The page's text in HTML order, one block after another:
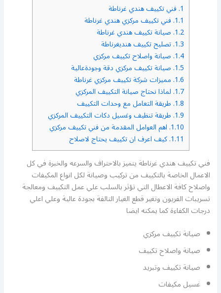
1. فني تكييف هندي غرناطة
1.1. فني تكييف مركزي هندي غرناطة
1.2. صيانة تكييف هندي غرناطة
1.3. تصليح تكييف هنديغرناطة
1.4. صيانة واصلاح تكييف مركزي
1.5. صيانة تكييف مركزي دقة وجودةعالية
1.6. مميزات شركة تكييف مركزي غرناطة
1.7. لماذا نحتاج صيانة التكييف المركزي
1.8. طريقة التعامل مع وحدات التكييف
1.9. طريقة تنظيف وغسيل دكات التكييف المركزي
1.10. اهم العوامل المقدمة من فني تكييف مركزي
1.11. كيف اعرف ان تكييف يحتاج لاصلاح
فني تكييف هندي غرناطة يتميز بالاحتراف والسرعه والخبرة في كل
الاعمال الخاصة بالتكييف من تركيب وصيانة لكل انواع المكيفات
واصلاح كافة الاعطال التي تؤثر بالسلب علي عمل التكييف ومعالجة
تسريبات الفريون وتغير قطع الغيار التالفة بجودة عالية وعلي اعلي
درجات الكفاءة كما يمكنه ايضا
صيانة تكييف مركزي
صيانة واصلاح تكييف
صيانة تكييف وتبريد
غسيل مكيفات